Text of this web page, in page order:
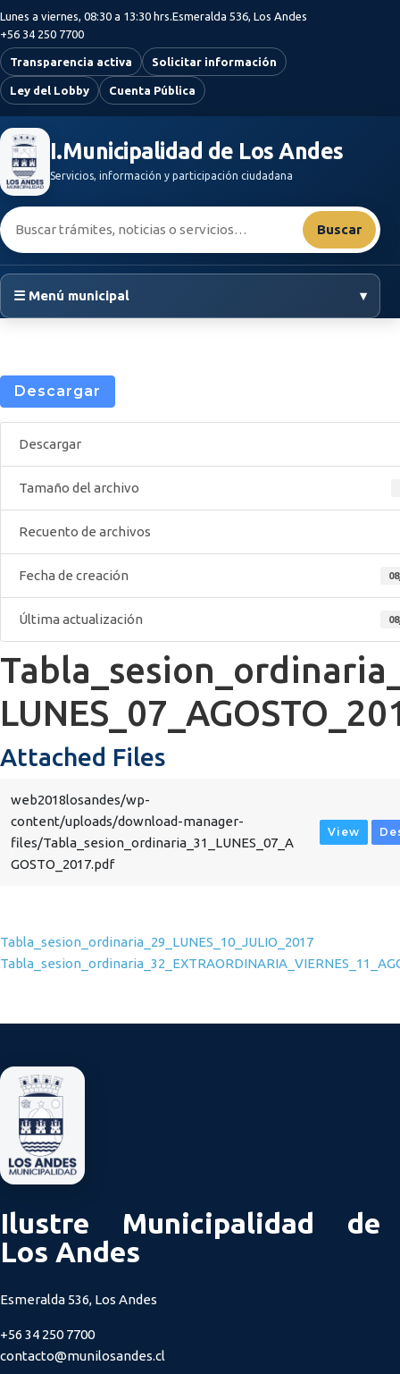
Saltar al contenido principal
Lunes a viernes, 08:30 a 13:30 hrs.Esmeralda 536, Los Andes
+56 34 250 7700
Transparencia activa Solicitar información
Ley del Lobby Cuenta Pública
I.Municipalidad de Los Andes
Servicios, información y participación ciudadana
Buscar:
Buscar
☰ Menú municipal ▾
Descargar
Descargar
Tamaño del archivo
Recuento de archivos
Fecha de creación
Última actualización
Attached Files
web2018losandes/wp-
content/uploads/download-manager-
files/Tabla_sesion_ordinaria_31_LUNES_07_A
GOSTO_2017.pdf
View
Navegación de entradas
Tabla_sesion_ordinaria_29_LUNES_10_JULIO_2017
Ilustre Municipalidad de
Los Andes
Esmeralda 536, Los Andes
+56 34 250 7700
contacto@munilosandes.cl